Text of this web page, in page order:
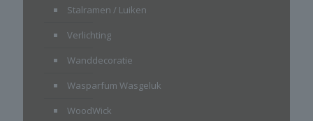
Stalramen / Luiken
Verlichting
Wanddecoratie
Wasparfum Wasgeluk
WoodWick